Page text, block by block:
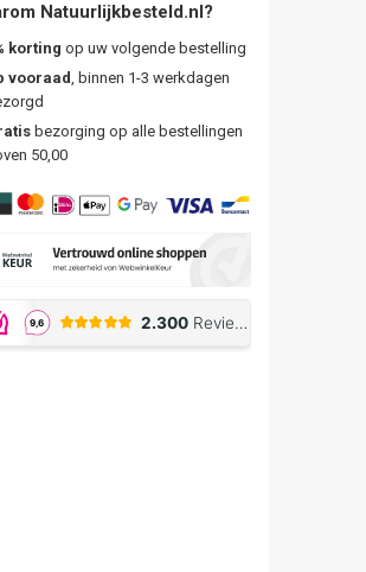
Natuurlijkbesteld.nl?
korting op uw volgende bestelling
vooraad, binnen 1-3 werkdagen
bezorging op alle bestellingen
50,00